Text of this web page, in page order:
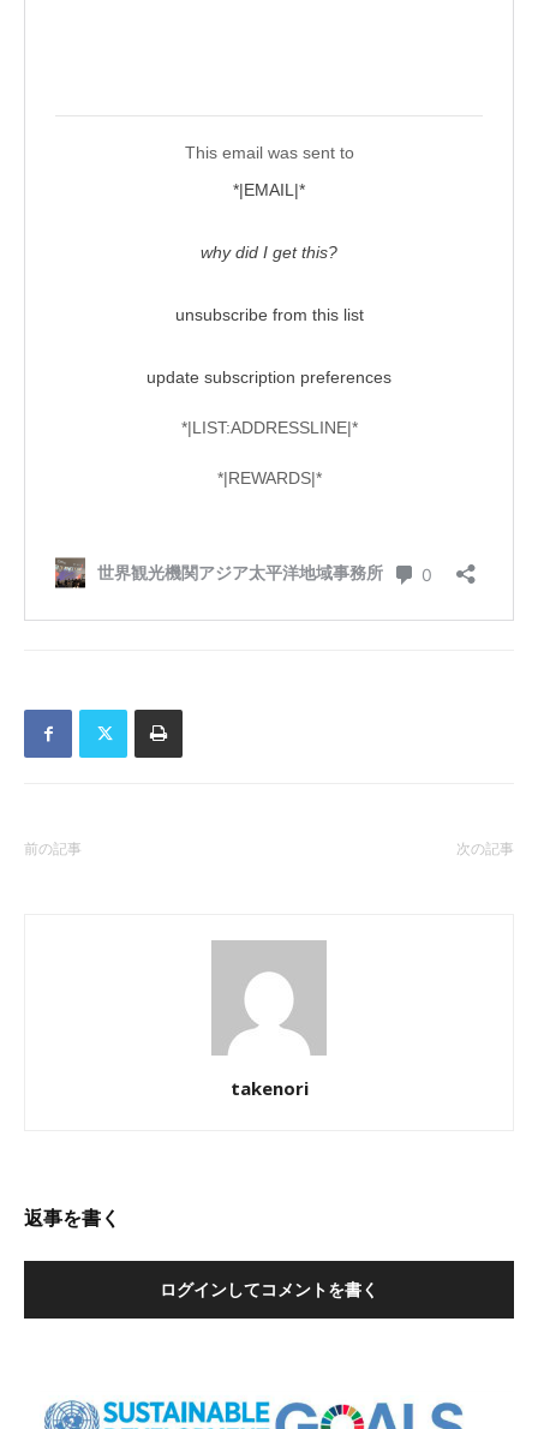
前の記事 次の記事
takenori
返事を書く
ログインしてコメントを書く